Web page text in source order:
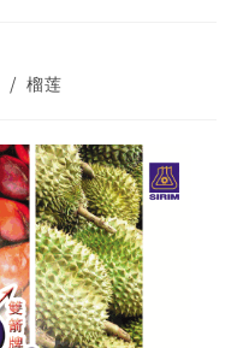
/ 榴莲